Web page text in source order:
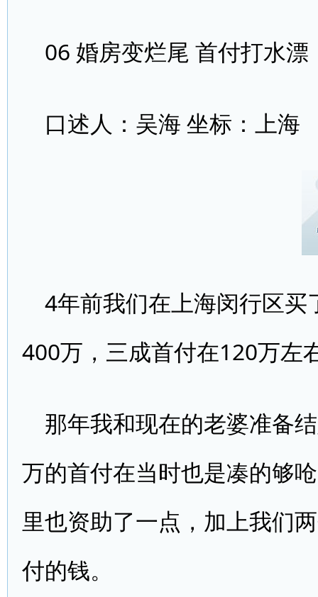
06 婚房变烂尾 首付打水
口述人：吴海 坐标：上海
4年前我们在上海闵行区
400万，三成首付在120万左
那年我和现在的老婆准备
万的首付在当时也是凑的够
里也资助了一点，加上我们
付的钱。